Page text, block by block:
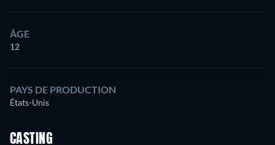
ÂGE
12
PAYS DE PRODUCTION
États-Unis
CASTING